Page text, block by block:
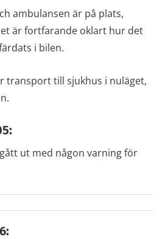
ambulansen är på plats,
är fortfarande oklart hur det
i bilen.
transport till sjukhus i nuläget,
ut med någon varning för